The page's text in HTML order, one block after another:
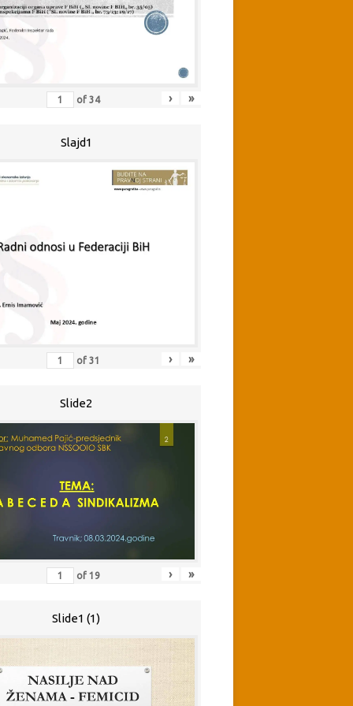
of 34 › »
Slajd1
of 31 › »
Slide2
of 19 › »
Slide1 (1)